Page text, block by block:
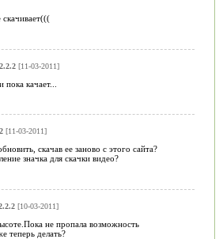
[11-03-2011]
качает...
[11-03-2011]
скачав ее заново с этого сайта?
значка для скачки видео?
[10-03-2011]
не пропала возможность
теперь делать?